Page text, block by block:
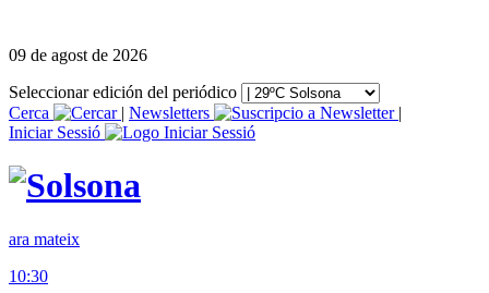
09 de agost de 2026
Seleccionar edición del periódico
Cerca
| Newsletters
|
Iniciar Sessió
ara mateix
10:30